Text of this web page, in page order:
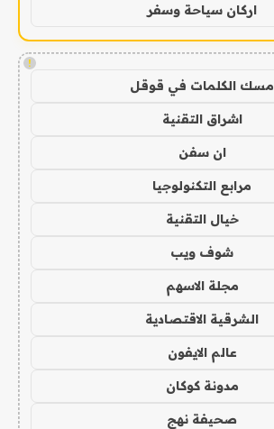
اركان سياحة وسفر
!
مسك الكلمات في قوقل
اشراق التقنية
ان سفن
مرابع التكنولوجيا
خيال التقنية
شوف ويب
مجلة الاسهم
الشرقية الاقتصادية
عالم الايفون
مدونة كوكان
صحيفة نهج